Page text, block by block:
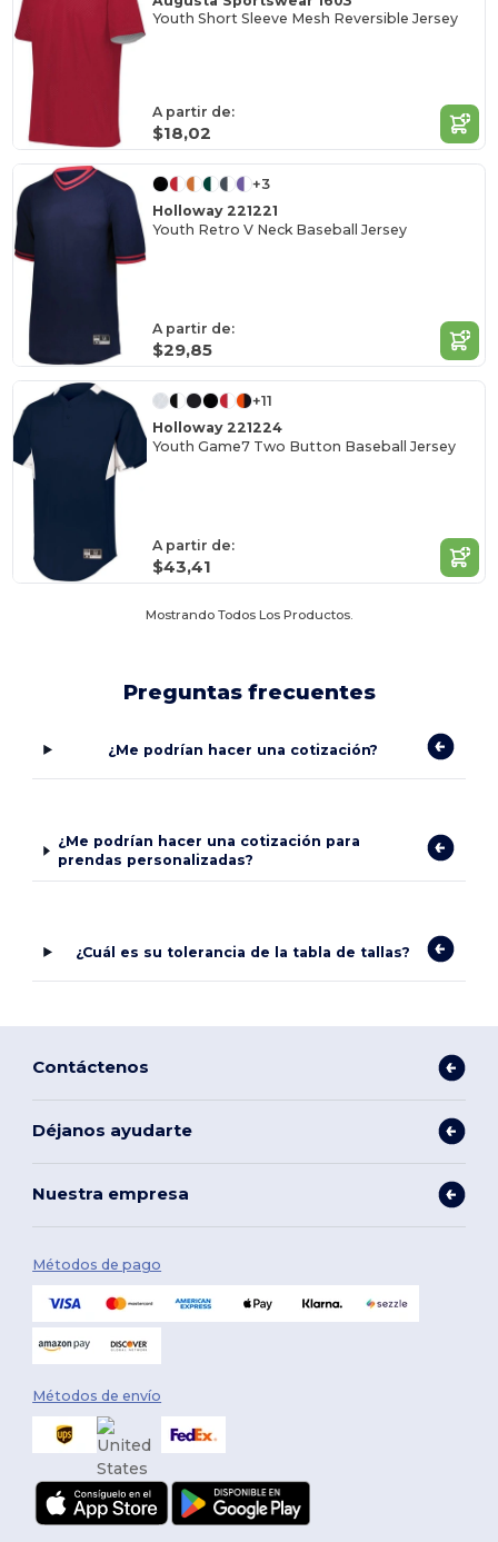
Youth Short Sleeve Mesh Reversible Jersey
A partir de:
$18,02
+3
Holloway 221221
Youth Retro V Neck Baseball Jersey
A partir de:
$29,85
+11
Holloway 221224
Youth Game7 Two Button Baseball Jersey
A partir de:
$43,41
Mostrando Todos Los Productos.
Preguntas frecuentes
¿Me podrían hacer una cotización?
¿Me podrían hacer una cotización para
prendas personalizadas?
¿Cuál es su tolerancia de la tabla de tallas?
Contáctenos
Déjanos ayudarte
Nuestra empresa
Métodos de pago
Métodos de envío